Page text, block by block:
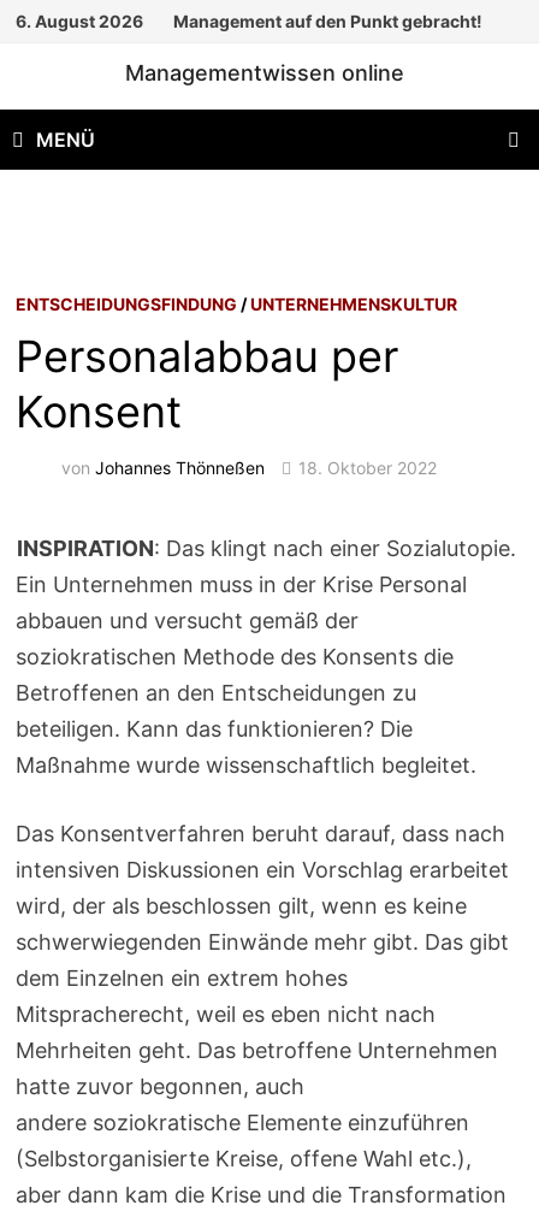
Zum
6. August 2026 Management auf den Punkt gebracht!
Managementwissen online
MENÜ
ENTSCHEIDUNGSFINDUNG /UNTERNEHMENSKULTUR
Personalabbau per
Konsent
vonJohannes Thönneßen 18. Oktober 2022
INSPIRATION: Das klingt nach einer Sozialutopie.
Ein Unternehmen muss in der Krise Personal
abbauen und versucht gemäß der
soziokratischen Methode des Konsents die
Betroffenen an den Entscheidungen zu
beteiligen. Kann das funktionieren? Die
Maßnahme wurde wissenschaftlich begleitet.
Das Konsentverfahren beruht darauf, dass nach
intensiven Diskussionen ein Vorschlag erarbeitet
wird, der als beschlossen gilt, wenn es keine
schwerwiegenden Einwände mehr gibt. Das gibt
dem Einzelnen ein extrem hohes
Mitspracherecht, weil es eben nicht nach
Mehrheiten geht. Das betroffene Unternehmen
hatte zuvor begonnen, auch
andere soziokratische Elemente einzuführen
(Selbstorganisierte Kreise, offene Wahl etc.),
aber dann kam die Krise und die Transformation